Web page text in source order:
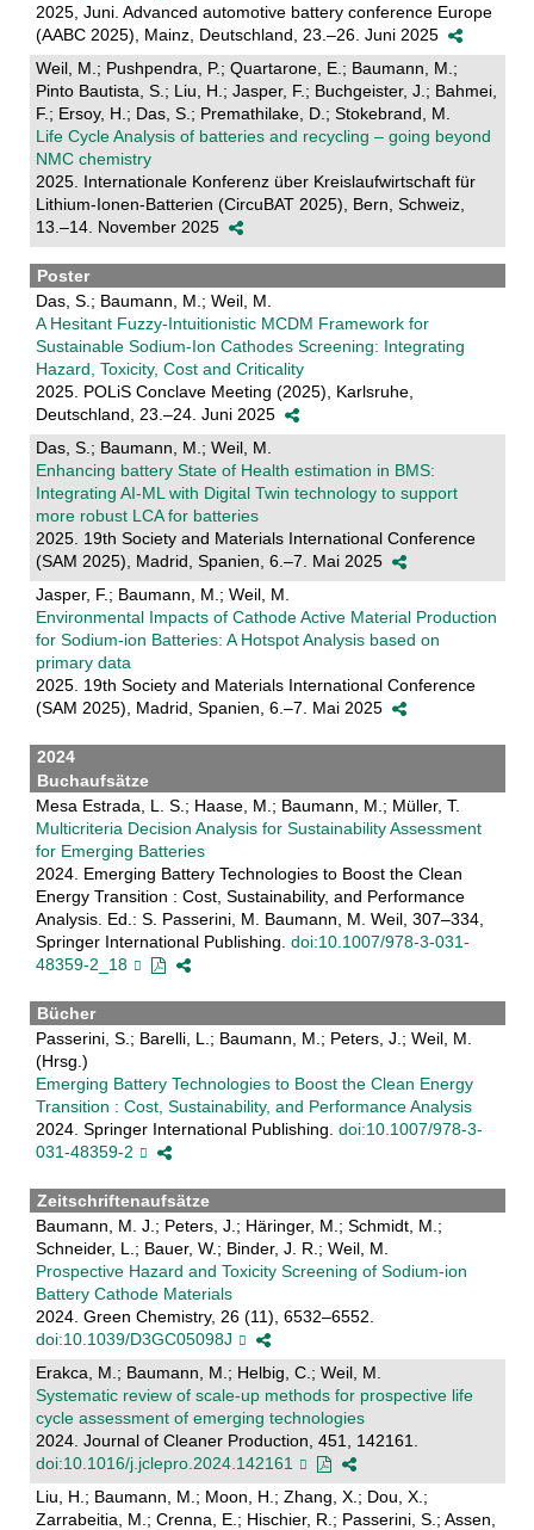
2025, Juni. Advanced automotive battery conference Europe
(AABC 2025), Mainz, Deutschland, 23.–26. Juni 2025
Weil, M.; Pushpendra, P.; Quartarone, E.; Baumann, M.;
Pinto Bautista, S.; Liu, H.; Jasper, F.; Buchgeister, J.; Bahmei,
F.; Ersoy, H.; Das, S.; Premathilake, D.; Stokebrand, M.
Life Cycle Analysis of batteries and recycling – going beyond
NMC chemistry
2025. Internationale Konferenz über Kreislaufwirtschaft für
Lithium-Ionen-Batterien (CircuBAT 2025), Bern, Schweiz,
13.–14. November 2025
Poster
Das, S.; Baumann, M.; Weil, M.
A Hesitant Fuzzy-Intuitionistic MCDM Framework for
Sustainable Sodium-Ion Cathodes Screening: Integrating
Hazard, Toxicity, Cost and Criticality
2025. POLiS Conclave Meeting (2025), Karlsruhe,
Deutschland, 23.–24. Juni 2025
Das, S.; Baumann, M.; Weil, M.
Enhancing battery State of Health estimation in BMS:
Integrating AI-ML with Digital Twin technology to support
more robust LCA for batteries
2025. 19th Society and Materials International Conference
(SAM 2025), Madrid, Spanien, 6.–7. Mai 2025
Jasper, F.; Baumann, M.; Weil, M.
Environmental Impacts of Cathode Active Material Production
for Sodium-ion Batteries: A Hotspot Analysis based on
primary data
2025. 19th Society and Materials International Conference
(SAM 2025), Madrid, Spanien, 6.–7. Mai 2025
2024
Buchaufsätze
Mesa Estrada, L. S.; Haase, M.; Baumann, M.; Müller, T.
Multicriteria Decision Analysis for Sustainability Assessment
for Emerging Batteries
2024. Emerging Battery Technologies to Boost the Clean
Energy Transition : Cost, Sustainability, and Performance
Analysis. Ed.: S. Passerini, M. Baumann, M. Weil, 307–334,
Springer International Publishing. doi:10.1007/978-3-031-
48359-2_18
Bücher
Passerini, S.; Barelli, L.; Baumann, M.; Peters, J.; Weil, M.
(Hrsg.)
Emerging Battery Technologies to Boost the Clean Energy
Transition : Cost, Sustainability, and Performance Analysis
2024. Springer International Publishing. doi:10.1007/978-3-
031-48359-2
Zeitschriftenaufsätze
Baumann, M. J.; Peters, J.; Häringer, M.; Schmidt, M.;
Schneider, L.; Bauer, W.; Binder, J. R.; Weil, M.
Prospective Hazard and Toxicity Screening of Sodium-ion
Battery Cathode Materials
2024. Green Chemistry, 26 (11), 6532–6552.
doi:10.1039/D3GC05098J
Erakca, M.; Baumann, M.; Helbig, C.; Weil, M.
Systematic review of scale-up methods for prospective life
cycle assessment of emerging technologies
2024. Journal of Cleaner Production, 451, 142161.
doi:10.1016/j.jclepro.2024.142161
Liu, H.; Baumann, M.; Moon, H.; Zhang, X.; Dou, X.;
Zarrabeitia, M.; Crenna, E.; Hischier, R.; Passerini, S.; Assen,